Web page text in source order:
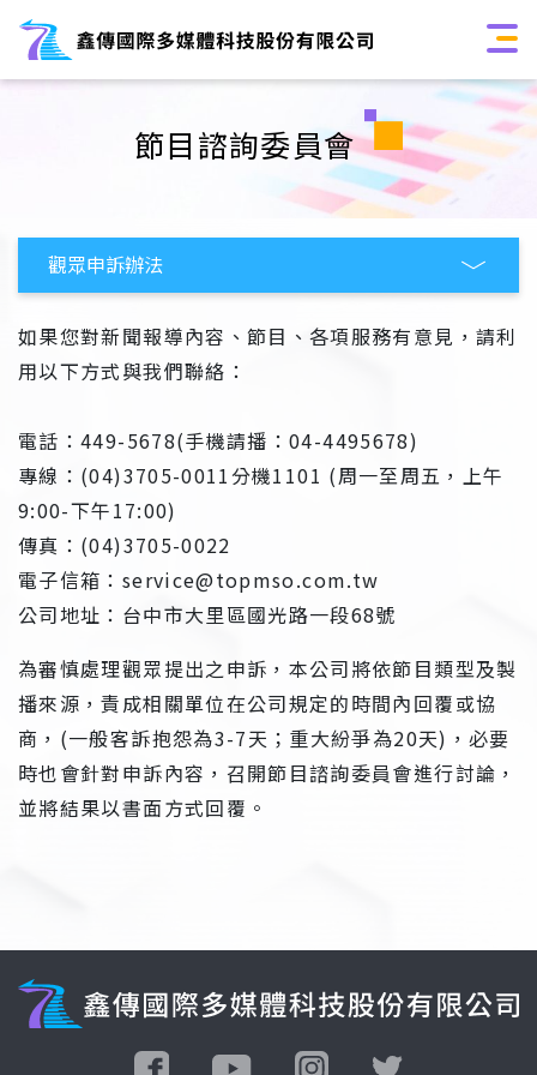
節目諮詢委員會
如果您對新聞報導內容、節目、各項服務有意見，請利
用以下方式與我們聯絡：
電話：449-5678(手機請播：04-4495678)
專線：(04)3705-0011分機1101 (周一至周五，上午
9:00-下午17:00)
傳真：(04)3705-0022
電子信箱：service@topmso.com.tw
公司地址：台中市大里區國光路一段68號
為審慎處理觀眾提出之申訴，本公司將依節目類型及製
播來源，責成相關單位在公司規定的時間內回覆或協
商，(一般客訴抱怨為3-7天；重大紛爭為20天)，必要
時也會針對申訴內容，召開節目諮詢委員會進行討論，
並將結果以書面方式回覆。